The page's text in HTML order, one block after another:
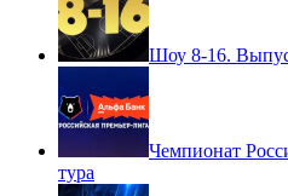
Шоу 8-16.
Чемпионат
тура